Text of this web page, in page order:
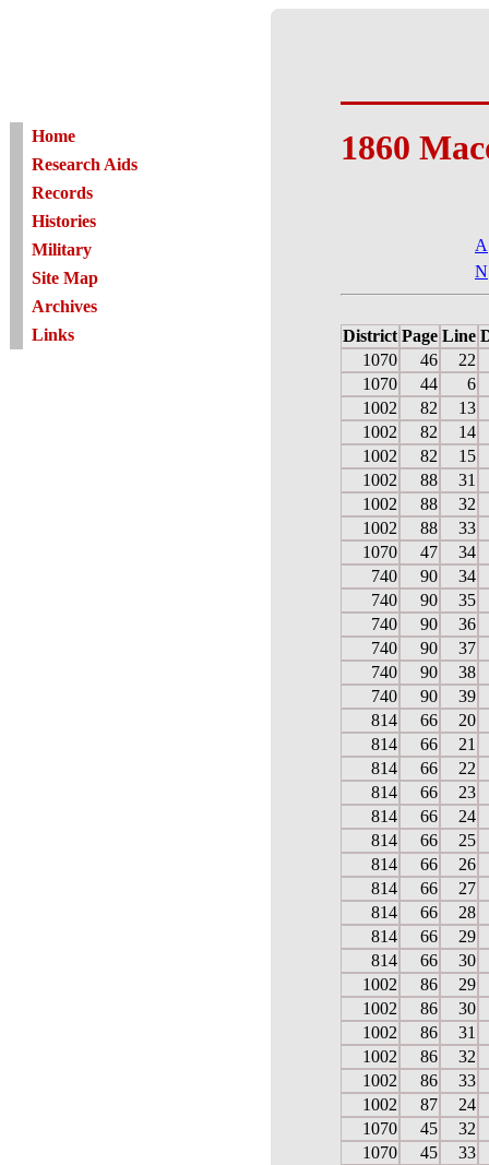
Home
Research Aids
Records
Histories
Military
Site Map
Archives
Links
1860
A
N
District Page Line
1070
46
22
1070
44
6
1002
82
13
1002
82
14
1002
82
15
1002
88
31
1002
88
32
1002
88
33
1070
47
34
740
90
34
740
90
35
740
90
36
740
90
37
740
90
38
740
90
39
814
66
20
814
66
21
814
66
22
814
66
23
814
66
24
814
66
25
814
66
26
814
66
27
814
66
28
814
66
29
814
66
30
1002
86
29
1002
86
30
1002
86
31
1002
86
32
1002
86
33
1002
87
24
1070
45
32
1070
45
33